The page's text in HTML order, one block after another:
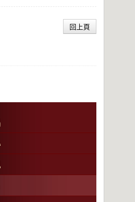
回上頁